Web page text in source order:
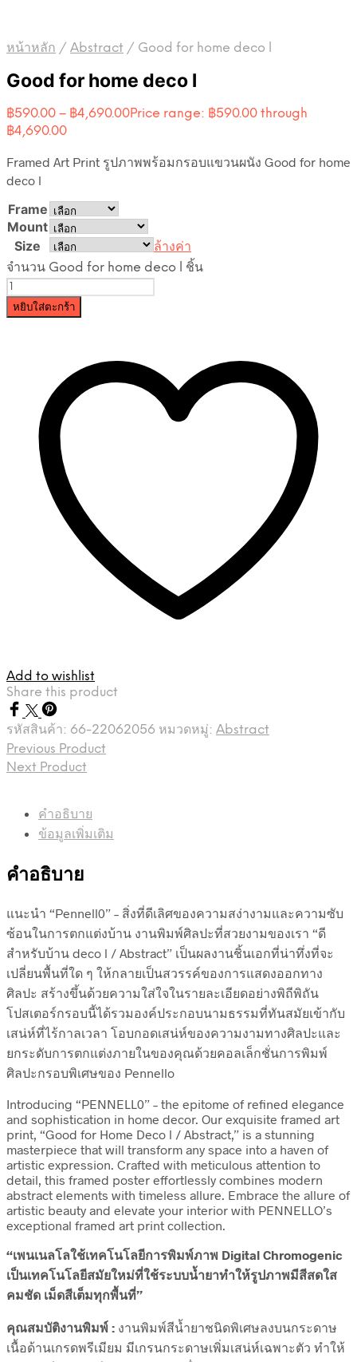
หน้าหลัก / Abstract / Good for home deco l
Good for home deco l
฿590.00 – ฿4,690.00Price range: ฿590.00 through
฿4,690.00
Framed Art Print รูปภาพพร้อมกรอบแขวนผนัง Good for home
deco l
Frame
Mount
Size
ล้างค่า
จำนวน Good for home deco l ชิ้น
หยิบใส่ตะกร้า
Add to wishlist
Share this product
รหัสสินค้า: 66-22062056 หมวดหมู่: Abstract
Previous Product
Next Product
คำอธิบาย
ข้อมูลเพิ่มเติม
คำอธิบาย
แนะนำ “Pennell0” – สิ่งที่ดีเลิศของความสง่างามและความซับ
ซ้อนในการตกแต่งบ้าน งานพิมพ์ศิลปะที่สวยงามของเรา “ดี
สำหรับบ้าน deco l / Abstract” เป็นผลงานชิ้นเอกที่น่าทึ่งที่จะ
เปลี่ยนพื้นที่ใด ๆ ให้กลายเป็นสวรรค์ของการแสดงออกทาง
ศิลปะ สร้างขึ้นด้วยความใส่ใจในรายละเอียดอย่างพิถีพิถัน
โปสเตอร์กรอบนี้ได้รวมองค์ประกอบนามธรรมที่ทันสมัยเข้ากับ
เสน่ห์ที่ไร้กาลเวลา โอบกอดเสน่ห์ของความงามทางศิลปะและ
ยกระดับการตกแต่งภายในของคุณด้วยคอลเล็กชั่นการพิมพ์
ศิลปะกรอบพิเศษของ Pennello
Introducing “PENNELL0” – the epitome of refined elegance
and sophistication in home decor. Our exquisite framed art
print, “Good for Home Deco l / Abstract,” is a stunning
masterpiece that will transform any space into a haven of
artistic expression. Crafted with meticulous attention to
detail, this framed poster effortlessly combines modern
abstract elements with timeless allure. Embrace the allure of
artistic beauty and elevate your interior with PENNELLO’s
exceptional framed art print collection.
“เพนเนลโลใช้เทคโนโลยีการพิมพ์ภาพ Digital Chromogenic
เป็นเทคโนโลยีสมัยใหม่ที่ใช้ระบบน้ำยาทำให้รูปภาพมีสีสดใส
คมชัด เม็ดสีเต็มทุกพื้นที่”
คุณสมบัติงานพิมพ์ : งานพิมพ์สีน้ำยาชนิดพิเศษลงบนกระดาษ
เนื้อด้านเกรดพรีเมียม มีเกรนกระดาษเพิ่มเสน่ห์เฉพาะตัว ทำให้